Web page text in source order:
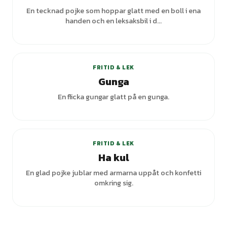
En tecknad pojke som hoppar glatt med en boll i ena
handen och en leksaksbil i d...
FRITID & LEK
Gunga
En flicka gungar glatt på en gunga.
FRITID & LEK
Ha kul
En glad pojke jublar med armarna uppåt och konfetti
omkring sig.